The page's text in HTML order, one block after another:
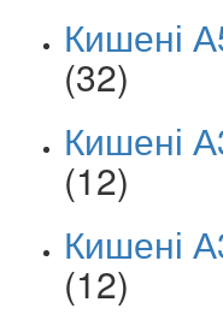
Кишені
(32)
Кишені
(12)
Кишені
(12)